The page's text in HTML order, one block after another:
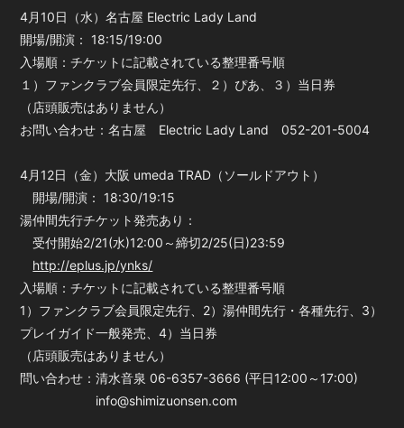
4月10日（水）名古屋 Electric Lady Land
開場/開演： 18:15/19:00
入場順：チケットに記載されている整理番号順
１）ファンクラブ会員限定先行、２）ぴあ、３）当日券
（店頭販売はありません）
お問い合わせ：名古屋 Electric Lady Land 052-201-5004
4月12日（金）大阪 umeda TRAD（ソールドアウト）
開場/開演： 18:30/19:15
湯仲間先行チケット発売あり：
受付開始2/21(水)12:00～締切2/25(日)23:59
http://eplus.jp/ynks/
入場順：チケットに記載されている整理番号順
1）ファンクラブ会員限定先行、2）湯仲間先行・各種先行、3）
プレイガイド一般発売、4）当日券
（店頭販売はありません）
問い合わせ：清水音泉 06-6357-3666 (平日12:00～17:00)
info@shimizuonsen.com